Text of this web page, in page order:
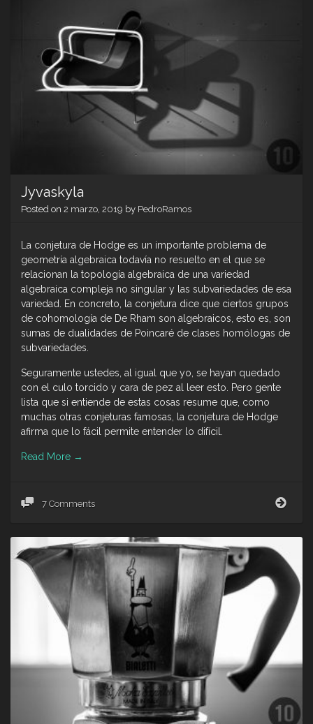
Jyvaskyla
Posted on 2 marzo, 2019 by PedroRamos
La conjetura de Hodge es un importante problema de
geometría algebraica todavía no resuelto en el que se
relacionan la topología algebraica de una variedad
algebraica compleja no singular y las subvariedades de esa
variedad. En concreto, la conjetura dice que ciertos grupos
de cohomología de De Rham son algebraicos, esto es, son
sumas de dualidades de Poincaré de clases homólogas de
subvariedades.
Seguramente ustedes, al igual que yo, se hayan quedado
con el culo torcido y cara de pez al leer esto. Pero gente
lista que si entiende de estas cosas resume que, como
muchas otras conjeturas famosas, la conjetura de Hodge
afirma que lo fácil permite entender lo difícil.
Read More →
7 Comments